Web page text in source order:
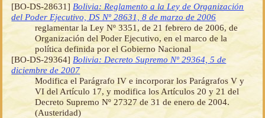
[BO-DS-28631] Bolivia: Reglamento a la Ley de Organización
del Poder Ejecutivo, DS Nº 28631, 8 de marzo de 2006
reglamentar la Ley Nº 3351, de 21 febrero de 2006, de
Organización del Poder Ejecutivo, en el marco de la
política definida por el Gobierno Nacional
[BO-DS-29364] Bolivia: Decreto Supremo Nº 29364, 5 de
diciembre de 2007
Modifica el Parágrafo IV e incorporar los Parágrafos V y
VI del Artículo 17, y modifica los Artículos 20 y 21 del
Decreto Supremo Nº 27327 de 31 de enero de 2004.
(Austeridad)